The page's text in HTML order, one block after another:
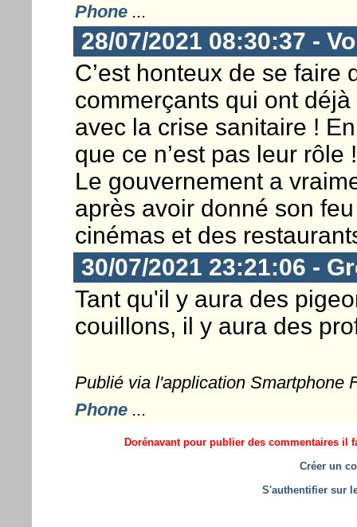
Phone...
28/07/2021 08:30:37 -
C’est honteux de se faire
commerçants qui ont
avec la crise sanitaire !
que ce n’est pas leur rôle
Le gouvernement a
après avoir donné son
cinémas et des
30/07/2021 23:21:06 -
Tant qu'il y aura des
couillons, il y aura des
Publié via l'application Smartphone
Phone...
Dorénavant pour publier des commentaires il
Créer un
S'authentifier sur